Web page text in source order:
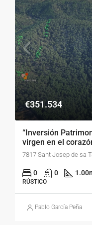
€351.534
“Inversión
virgen en el
7817 Sant Josep de sa
0 0 1.00
RÚSTICO
Pablo García Peña